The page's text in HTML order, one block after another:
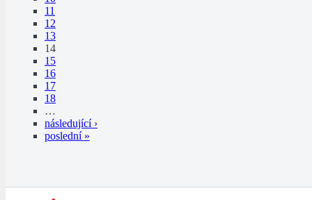
11
12
13
14
15
16
17
18
…
následující ›
poslední »